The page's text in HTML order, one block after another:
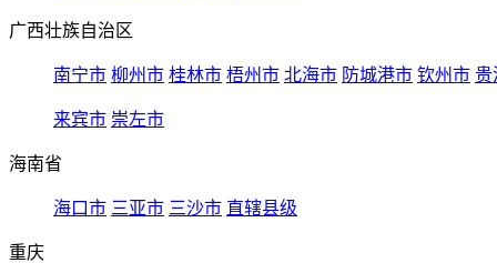
广西壮族自治区
南宁市 柳州市 桂林市 梧州市 北海市 防城港市 钦州市 贵
来宾市 崇左市
海南省
海口市 三亚市 三沙市 直辖县级
重庆